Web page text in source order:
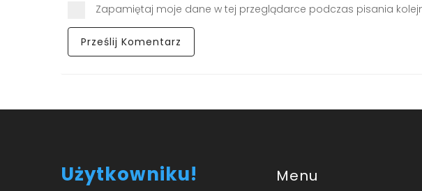
Zapamiętaj moje dane w tej przeglądarce podczas pisania
Użytkowniku! Menu